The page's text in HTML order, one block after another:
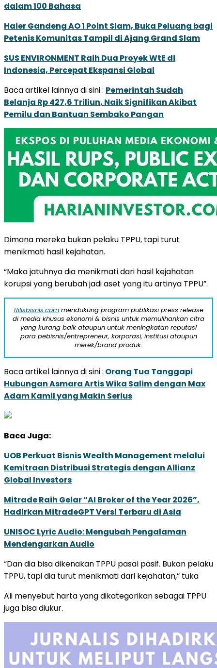
dalam 100 Bahasa
Haier Gandeng AO 1 Point Slam, Buka Peluang bagi
Petenis Komunitas Tampil di Ajang Grand Slam
SUS ENVIRONMENT Raih Dua Proyek WtE di
Indonesia, Percepat Ekspansi Global
Baca artikel lainnya di sini : Pemerintah Sudah
Belanja Rp 427,6 Triliun, Naik Signifikan Akibat
Pemilu dan Bantuan Sembako Pangan
Dimana mereka bukan pelaku TPPU, tapi turut
menikmati hasil kejahatan.
“Maka jatuhnya dia menikmati dari hasil kejahatan
korupsi yang berubah jadi aset yang itu artinya TPPU”.
Rilisbisnis.commendukung program publikasi press release
di media khusus ekonomi & bisnis untuk memulihankan citra
yang kurang baik ataupun untuk meningkatan reputasi
para pebisnis/entrepreneur, korporasi, institusi ataupun
merek/brand produk.
Baca artikel lainnya di sini : Orang Tua Tanggapi
Hubungan Asmara Artis Wika Salim dengan Max
Adam Kamil yang Makin Serius
Baca Juga:
UOB Perkuat Bisnis Wealth Management melalui
Kemitraan Distribusi Strategis dengan Allianz
Global Investors
Mitrade Raih Gelar “AI Broker of the Year 2026”,
Hadirkan MitradeGPT Versi Terbaru di Asia
UNISOC Lyric Audio: Mengubah Pengalaman
Mendengarkan Audio
“Dan dia bisa dikenakan TPPU pasal pasif. Bukan pelaku
TPPU, tapi dia turut menikmati dari kejahatan,” tuka
Ali menyebut harta yang dikategorikan sebagai TPPU
juga bisa diukur.